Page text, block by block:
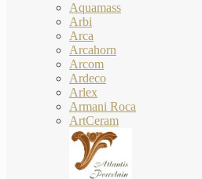
Aquamass
Arbi
Arca
Arcahorn
Arcom
Ardeco
Arlex
Armani Roca
ArtCeram